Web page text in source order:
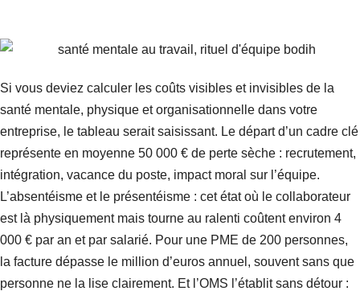
Si vous deviez calculer les coûts visibles et invisibles de la
santé mentale, physique et organisationnelle dans votre
entreprise, le tableau serait saisissant. Le départ d’un cadre clé
représente en moyenne 50 000 € de perte sèche : recrutement,
intégration, vacance du poste, impact moral sur l’équipe.
L’absentéisme et le présentéisme : cet état où le collaborateur
est là physiquement mais tourne au ralenti coûtent environ 4
000 € par an et par salarié. Pour une PME de 200 personnes,
la facture dépasse le million d’euros annuel, souvent sans que
personne ne la lise clairement. Et l’OMS l’établit sans détour :